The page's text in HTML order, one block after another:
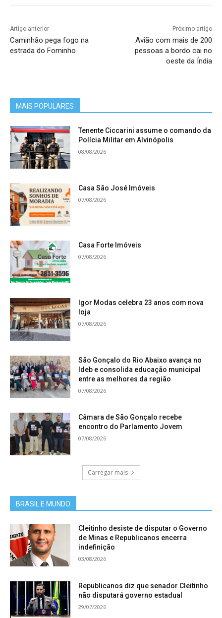
Artigo anterior
Caminhão pega fogo na
estrada do Forninho
Próximo artigo
Avião com mais de 200
pessoas a bordo cai no
oeste da Índia
MAIS POPULARES
Tenente Ciccarini assume o comando da
Polícia Militar em Alvinópolis
08/08/2026
Casa São José Imóveis
07/08/2026
Casa Forte Imóveis
07/08/2026
Igor Modas celebra 23 anos com nova
loja
07/08/2026
São Gonçalo do Rio Abaixo avança no
Ideb e consolida educação municipal
entre as melhores da região
07/08/2026
Câmara de São Gonçalo recebe
encontro do Parlamento Jovem
07/08/2026
Carregar mais
BRASIL E MUNDO
Cleitinho desiste de disputar o Governo
de Minas e Republicanos encerra
indefinição
03/08/2026
Republicanos diz que senador Cleitinho
não disputará governo estadual
29/07/2026